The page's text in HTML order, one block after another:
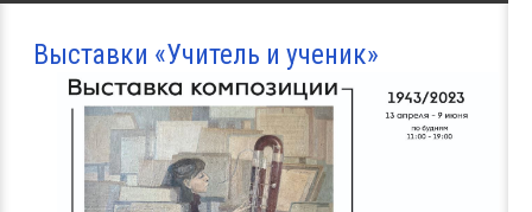
Выставки «Учитель и ученик»